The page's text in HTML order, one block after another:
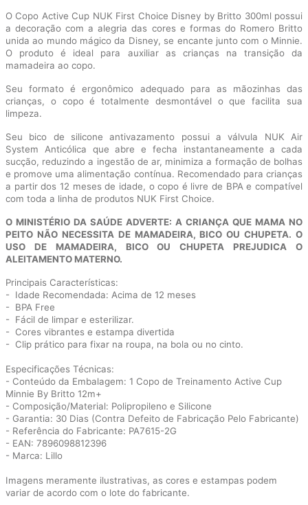
O Copo Active Cup NUK First Choice Disney by Britto 300ml possui
a decoração com a alegria das cores e formas do Romero Britto
unida ao mundo mágico da Disney, se encante junto com o Minnie.
O produto é ideal para auxiliar as crianças na transição da
mamadeira ao copo.
Seu formato é ergonômico adequado para as mãozinhas das
crianças, o copo é totalmente desmontável o que facilita sua
limpeza.
Seu bico de silicone antivazamento possui a válvula NUK Air
System Anticólica que abre e fecha instantaneamente a cada
sucção, reduzindo a ingestão de ar, minimiza a formação de bolhas
e promove uma alimentação contínua. Recomendado para crianças
a partir dos 12 meses de idade, o copo é livre de BPA e compatível
com toda a linha de produtos NUK First Choice.
O MINISTÉRIO DA SAÚDE ADVERTE: A CRIANÇA QUE MAMA NO
PEITO NÃO NECESSITA DE MAMADEIRA, BICO OU CHUPETA. O
USO DE MAMADEIRA, BICO OU CHUPETA PREJUDICA O
ALEITAMENTO MATERNO.
Principais Características:
- Idade Recomendada: Acima de 12 meses
- BPA Free
- Fácil de limpar e esterilizar.
- Cores vibrantes e estampa divertida
- Clip prático para fixar na roupa, na bola ou no cinto.
Especificações Técnicas:
- Conteúdo da Embalagem: 1 Copo de Treinamento Active Cup
Minnie By Britto 12m+
- Composição/Material: Polipropileno e Silicone
- Garantia: 30 Dias (Contra Defeito de Fabricação Pelo Fabricante)
- Referência do Fabricante: PA7615-2G
- EAN: 7896098812396
- Marca: Lillo
Imagens meramente ilustrativas, as cores e estampas podem
variar de acordo com o lote do fabricante.